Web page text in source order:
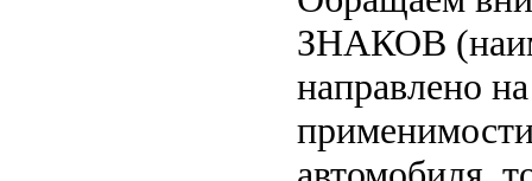
ЗНАКОВ
направлено